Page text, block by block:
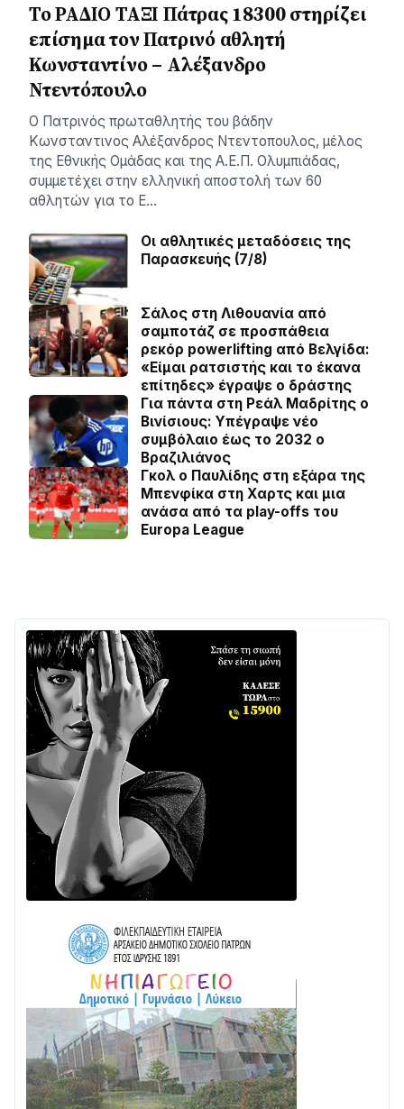
Το ΡΑΔΙΟ ΤΑΞΙ Πάτρας 18300 στηρίζει
επίσημα τον Πατρινό αθλητή
Κωνσταντίνο – Αλέξανδρο
Ντεντόπουλο
Ο Πατρινός πρωταθλητής του βάδην
Κωνσταντινος Αλέξανδρος Ντεντοπουλος, μέλος
της Εθνικής Ομάδας και της Α.Ε.Π. Ολυμπιάδας,
συμμετέχει στην ελληνική αποστολή των 60
αθλητών για το Ε…
Οι αθλητικές μεταδόσεις της
Παρασκευής (7/8)
Σάλος στη Λιθουανία από
σαμποτάζ σε προσπάθεια
ρεκόρ powerlifting από Βελγίδα:
«Είμαι ρατσιστής και το έκανα
επίτηδες» έγραψε ο δράστης
Για πάντα στη Ρεάλ Μαδρίτης ο
Βινίσιους: Yπέγραψε νέο
συμβόλαιο έως το 2032 ο
Βραζιλιάνος
Γκολ ο Παυλίδης στη εξάρα της
Μπενφίκα στη Χαρτς και μια
ανάσα από τα play-offs του
Europa League